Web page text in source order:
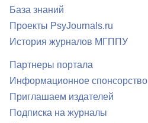
База знаний
Проекты PsyJournals.ru
История журналов МГППУ
Партнеры портала
Информационное спонсорство
Приглашаем издателей
Подписка на журналы